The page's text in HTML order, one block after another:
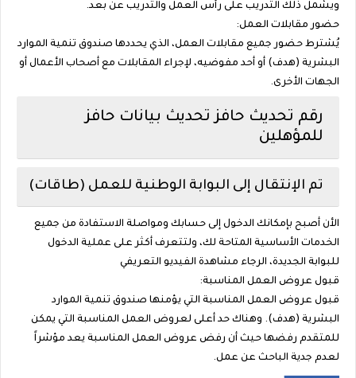
ويشمل ذلك التدريب على رأس العمل والتدريب عن بعد.
حضور مقابلات العمل:
يُشترط حضور جميع مقابلات العمل، الذي يحددها صندوق تنمية الموارد
البشرية (هدف) أو أحد مفوضيه، لإجراء المقابلات مع أصحاب الأعمال أو
الجهات الأخرى.
رقم تحديث حافز تحديث بيانات حافز
للمؤهلين
تم الإنتقال إلى البوابة الوطنية للعمل (طاقات)
الأن أصبح بإمكانك الدخول إلى حسابك ومواصلة الاستفادة من جميع
الخدمات الأساسية المتاحة لك، ولتتعرف أكثر على عملية الدخول
للبوابة الجديدة، الرجاء مشاهدة الفيديو التعريفي
قبول عروض العمل المناسبة:
قبول عروض العمل المناسبة التي يؤمنها صندوق تنمية الموارد
البشرية (هدف). وهناك حد أعلى لعروض العمل المناسبة التي يمكن
للمتقدم رفضها حيث أن رفض عروض العمل المناسبة يعد مؤشراً
لعدم جدية الباحث عن عمل.